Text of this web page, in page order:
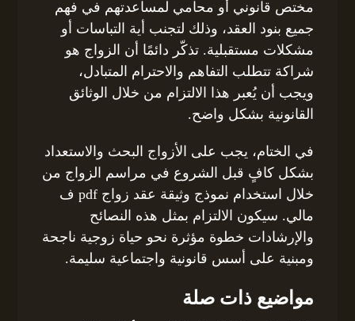
مختص قانوني أو محامي لمساعدتهم في فهم
جميع بنود العقد، وذلك لتجنب أية التباسات أو
مشكلات مستقبلية. تذكّر دائمًا أن الزواج هو
شراكة تتطلب التفاهم والاحترام المتبادل،
ويجب أن يُعبر هذا الالتزام من خلال الوثائق
القانونية بشكل واضح.
في الختام، يجب على الأزواج البحث والاستعداد
بشكل كافٍ قبل الشروع في مراسم الزواج من
خلال استخدام نموذج وثيقة عقد زواج pdf ف
مالي. سيكون الالتزام بمثل هذه النصائح
والإرشادات خطوة مؤثرة نحو حياة زوجية ناجحة
ومبنية على أسس قانونية واجتماعية سليمة.
مواضيع ذات صلة